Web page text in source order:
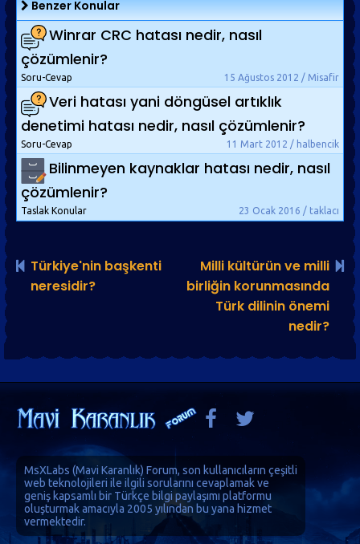
Benzer Konular
Winrar CRC hatası nedir, nasıl
çözümlenir?
15 Ağustos 2012 / Misafir
Soru-Cevap
Veri hatası yani döngüsel artıklık
denetimi hatası nedir, nasıl çözümlenir?
11 Mart 2012 / halbencik
Soru-Cevap
Bilinmeyen kaynaklar hatası nedir, nasıl
çözümlenir?
23 Ocak 2016 / taklacı
Taslak Konular
Türkiye'nin başkenti
neresidir?
Milli kültürün ve milli
birliğin korunmasında
Türk dilinin önemi
nedir?
MsXLabs (Mavi Karanlık) Forum, son kullanıcıların çeşitli
web teknolojileri ile ilgili sorularını cevaplamak ve
geniş kapsamlı bir Türkçe bilgi paylaşımı platformu
oluşturmak amacıyla 2005 yılından bu yana hizmet
vermektedir.